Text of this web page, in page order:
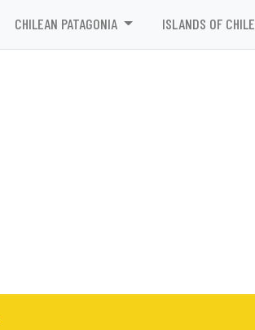
CHILEAN PATAGONIA ISLANDS OF CHILE